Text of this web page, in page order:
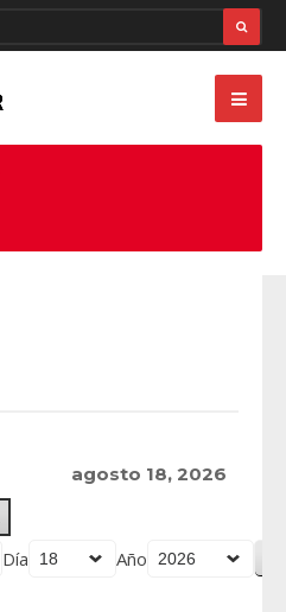
agosto 18, 2026
Día Año